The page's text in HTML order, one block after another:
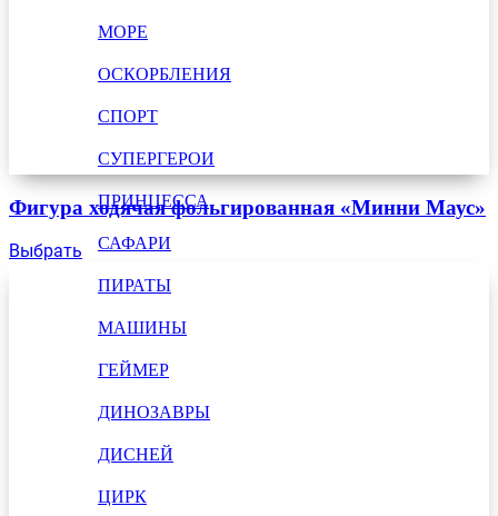
МОРЕ
ОСКОРБЛЕНИЯ
СПОРТ
СУПЕРГЕРОИ
ПРИНЦЕССА
САФАРИ
ПИРАТЫ
МАШИНЫ
ГЕЙМЕР
ДИНОЗАВРЫ
ДИСНЕЙ
ЦИРК
Фигура ходячая фольгированная «Минни Маус»
Выбрать